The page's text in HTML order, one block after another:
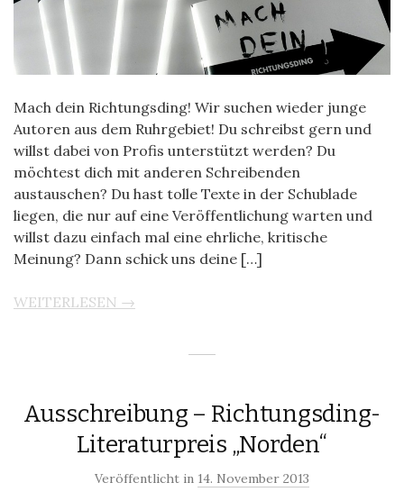
Mach dein Richtungsding! Wir suchen wieder junge
Autoren aus dem Ruhrgebiet! Du schreibst gern und
willst dabei von Profis unterstützt werden? Du
möchtest dich mit anderen Schreibenden
austauschen? Du hast tolle Texte in der Schublade
liegen, die nur auf eine Veröffentlichung warten und
willst dazu einfach mal eine ehrliche, kritische
Meinung? Dann schick uns deine […]
WEITERLESEN →
Ausschreibung – Richtungsding-
Literaturpreis „Norden“
Veröffentlicht in 14. November 2013